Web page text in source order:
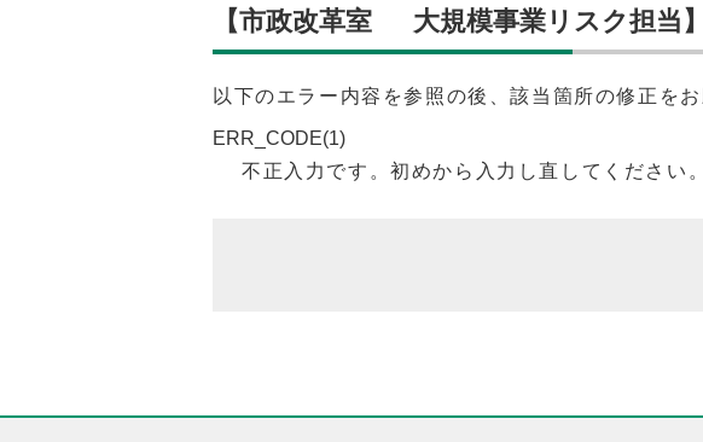
【市政改革室 大規模事業リスク担当
以下のエラー内容を参照の後、該当箇所の修正をお
ERR_CODE(1)
不正入力です。初めから入力し直してください。